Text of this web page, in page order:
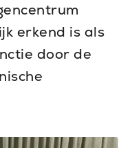
erkend is als
door de